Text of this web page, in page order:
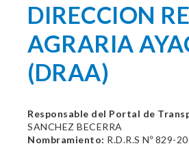
DIRECCION
AGRARIA
(DRAA)
Responsable del Portal de
SANCHEZ BECERRA
Nombramiento: R.D.R.S Nº 829-